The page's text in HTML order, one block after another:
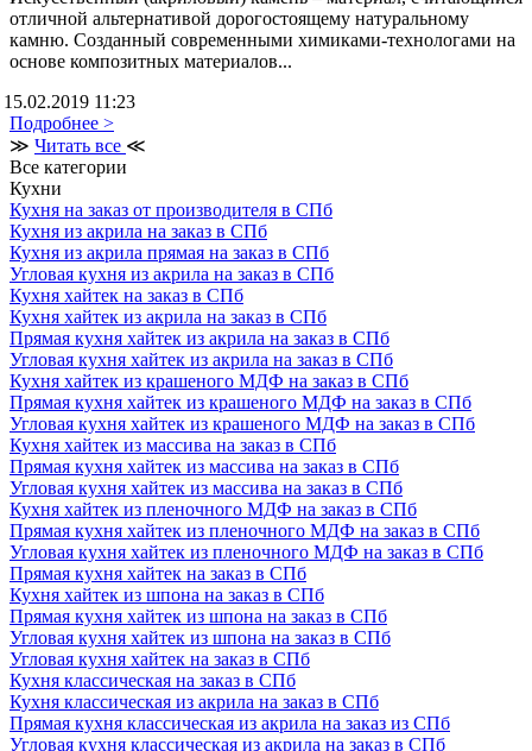
отличной альтернативой дорогостоящему натуральному
камню. Созданный современными химиками-технологами на
основе композитных материалов...
15.02.2019 11:23
Подробнее >
≫ Читать все ≪
Все категории
Кухни
Кухня на заказ от производителя в СПб
Кухня из акрила на заказ в СПб
Кухня из акрила прямая на заказ в СПб
Угловая кухня из акрила на заказ в СПб
Кухня хайтек на заказ в СПб
Кухня хайтек из акрила на заказ в СПб
Прямая кухня хайтек из акрила на заказ в СПб
Угловая кухня хайтек из акрила на заказ в СПб
Кухня хайтек из крашеного МДФ на заказ в СПб
Прямая кухня хайтек из крашеного МДФ на заказ в СПб
Угловая кухня хайтек из крашеного МДФ на заказ в СПб
Кухня хайтек из массива на заказ в СПб
Прямая кухня хайтек из массива на заказ в СПб
Угловая кухня хайтек из массива на заказ в СПб
Кухня хайтек из пленочного МДФ на заказ в СПб
Прямая кухня хайтек из пленочного МДФ на заказ в СПб
Угловая кухня хайтек из пленочного МДФ на заказ в СПб
Прямая кухня хайтек на заказ в СПб
Кухня хайтек из шпона на заказ в СПб
Прямая кухня хайтек из шпона на заказ в СПб
Угловая кухня хайтек из шпона на заказ в СПб
Угловая кухня хайтек на заказ в СПб
Кухня классическая на заказ в СПб
Кухня классическая из акрила на заказ в СПб
Прямая кухня классическая из акрила на заказ из СПб
Угловая кухня классическая из акрила на заказ в СПб